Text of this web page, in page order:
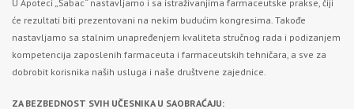
U Apoteci „Šabac“ nastavljamo i sa istraživanjima farmaceutske prakse, čiji
će rezultati biti prezentovani na nekim budućim kongresima. Takođe
nastavljamo sa stalnim unapređenjem kvaliteta stručnog rada i podizanjem
kompetencija zaposlenih farmaceuta i farmaceutskih tehničara, a sve za
dobrobit korisnika naših usluga i naše društvene zajednice.
ZA BEZBEDNOST SVIH UČESNIKA U SAOBRAĆAJU: